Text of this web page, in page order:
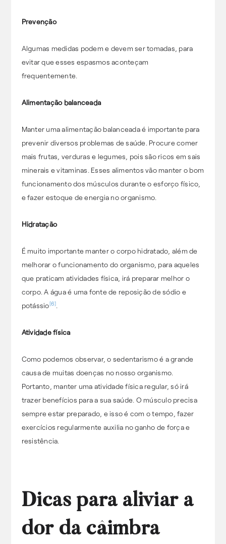
Prevenção
Algumas medidas podem e devem ser tomadas, para
evitar que esses espasmos aconteçam
frequentemente.
Alimentação balanceada
Manter uma alimentação balanceada é importante para
prevenir diversos problemas de saúde. Procure comer
mais frutas, verduras e legumes, pois são ricos em sais
minerais e vitaminas. Esses alimentos vão manter o bom
funcionamento dos músculos durante o esforço físico,
e fazer estoque de energia no organismo.
Hidratação
É muito importante manter o corpo hidratado, além de
melhorar o funcionamento do organismo, para aqueles
que praticam atividades física, irá preparar melhor o
corpo. A água é uma fonte de reposição de sódio e
potássio[6]
Atividade física
Como podemos observar, o sedentarismo é a grande
causa de muitas doenças no nosso organismo.
Portanto, manter uma atividade física regular, só irá
trazer benefícios para a sua saúde. O músculo precisa
sempre estar preparado, e isso é com o tempo, fazer
exercícios regularmente auxilia no ganho de força e
resistência.
Dicas para aliviar a
dor da câimbra